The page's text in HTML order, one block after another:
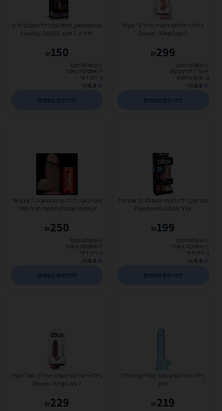
דילדו ריאליסטי תוצרת ארה"ב ''Pipe
Dream - King Cock 7
299
₪
משלוח חינם
עד 7 ימי עסקים
ב- סקס פלאנט
0.0
(9)
לפרטים נוספים
סט סטרפאון, רתמה עם דילדו חום 13 ס''מ
חדירה, 7 אינץ. Lovetoy-715025
150
₪
משלוח חינם
אספקה: באתר
ב- דיגי דיגי
0.0
(4)
לפרטים נוספים
קינג קוק דילדו דק פרימיום 3D רב שכבתי 7
אינץ'. Pipedream-21343
199
₪
משלוח חינם
אספקה: באתר
ב- דיגי דיגי
0.0
(4)
לפרטים נוספים
צאבי באבי, דילדו פרימיום עבה, 7 אינץ של
זין אמיתי שמספק תחושת חוויה סופר
250
₪
משלוח חינם
אספקה: באתר
ב- דיגי דיגי
0.0
(4)
לפרטים נוספים
דילדו ראליסטיק נצמד מסיליקון כחול 7
אינצ
219
₪
דילדו ריאליסטי תוצרת ארה"ב חום ''Pipe
Dream - King Cock 7
229
₪